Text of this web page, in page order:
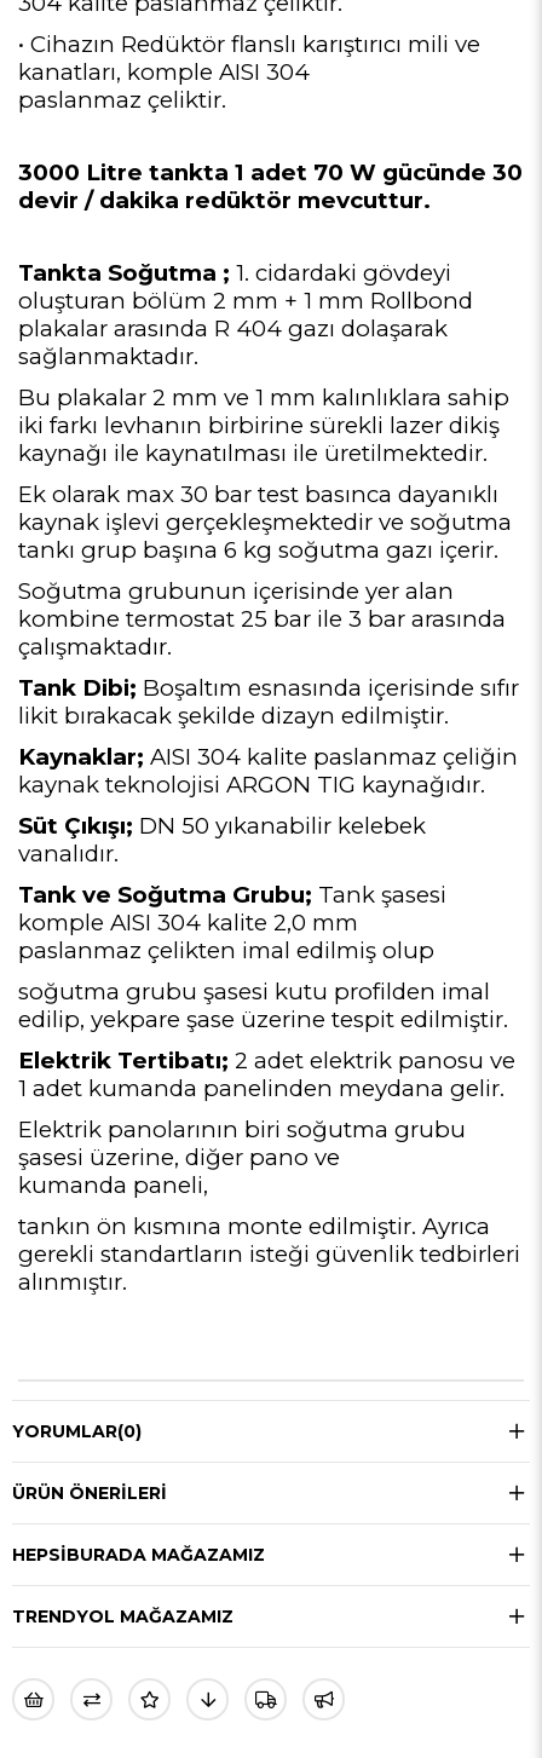
• Cihazın Redüktör flanslı karıştırıcı mili ve
kanatları, komple AISI 304
paslanmaz çeliktir.
3000 Litre tankta 1 adet 70 W gücünde 30
devir / dakika redüktör mevcuttur.
Tankta Soğutma ; 1. cidardaki gövdeyi
oluşturan bölüm 2 mm + 1 mm Rollbond
plakalar arasında R 404 gazı dolaşarak
sağlanmaktadır.
Bu plakalar 2 mm ve 1 mm kalınlıklara sahip
iki farkı levhanın birbirine sürekli lazer dikiş
kaynağı ile kaynatılması ile üretilmektedir.
Ek olarak max 30 bar test basınca dayanıklı
kaynak işlevi gerçekleşmektedir ve soğutma
tankı grup başına 6 kg soğutma gazı içerir.
Soğutma grubunun içerisinde yer alan
kombine termostat 25 bar ile 3 bar arasında
çalışmaktadır.
Tank Dibi; Boşaltım esnasında içerisinde sıfır
likit bırakacak şekilde dizayn edilmiştir.
Kaynaklar; AISI 304 kalite paslanmaz çeliğin
kaynak teknolojisi ARGON TIG kaynağıdır.
Süt Çıkışı; DN 50 yıkanabilir kelebek
vanalıdır.
Tank ve Soğutma Grubu; Tank şasesi
komple AISI 304 kalite 2,0 mm
paslanmaz çelikten imal edilmiş olup
soğutma grubu şasesi kutu profilden imal
edilip, yekpare şase üzerine tespit edilmiştir.
Elektrik Tertibatı; 2 adet elektrik panosu ve
1 adet kumanda panelinden meydana gelir.
Elektrik panolarının biri soğutma grubu
şasesi üzerine, diğer pano ve
kumanda paneli,
tankın ön kısmına monte edilmiştir. Ayrıca
gerekli standartların isteği güvenlik tedbirleri
alınmıştır.
YORUMLAR(0)
ÜRÜN ÖNERILERI
HEPSIBURADA MAĞAZAMIZ
TRENDYOL MAĞAZAMIZ